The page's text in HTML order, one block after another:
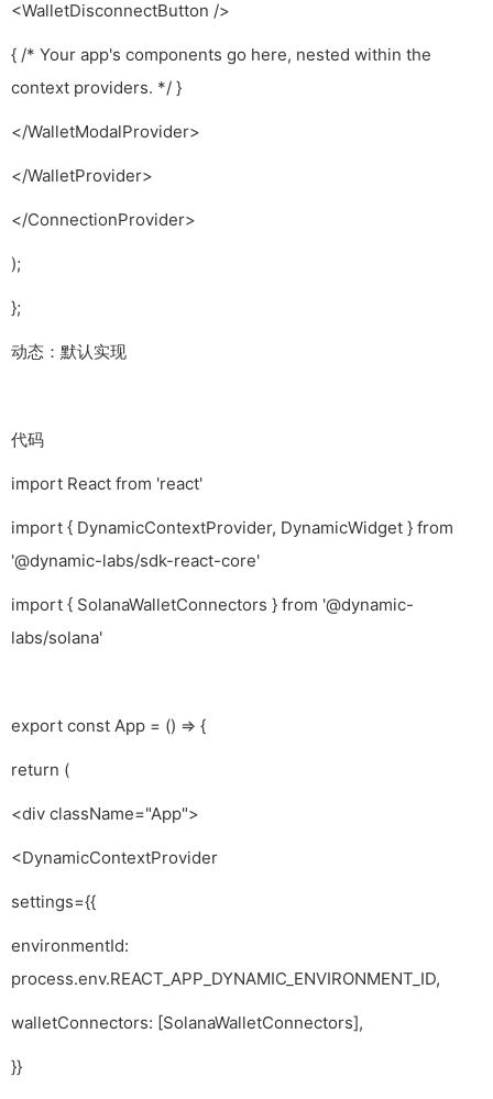
<WalletDisconnectButton />
{ /* Your app's components go here, nested within the
context providers. */ }
</WalletModalProvider>
</WalletProvider>
</ConnectionProvider>
);
};
动态：默认实现
代码
import React from 'react'
import { DynamicContextProvider, DynamicWidget } from
'@dynamic-labs/sdk-react-core'
import { SolanaWalletConnectors } from '@dynamic-
labs/solana'
export const App = () => {
return (
<div className="App">
<DynamicContextProvider
settings={{
environmentId:
process.env.REACT_APP_DYNAMIC_ENVIRONMENT_ID,
walletConnectors: [SolanaWalletConnectors],
}}